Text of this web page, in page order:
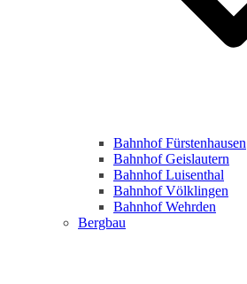
Bahnhof Fürstenhausen
Bahnhof Geislautern
Bahnhof Luisenthal
Bahnhof Völklingen
Bahnhof Wehrden
Bergbau